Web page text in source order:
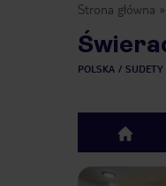
Strona główna
POLSKA SUDETY
top
Previous